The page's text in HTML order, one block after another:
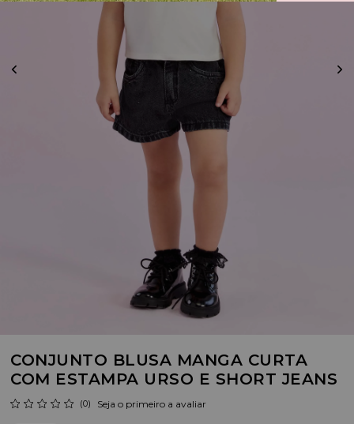
CONJUNTO BLUSA MANGA CURTA
COM ESTAMPA URSO E SHORT JEANS
(0) Seja o primeiro a avaliar